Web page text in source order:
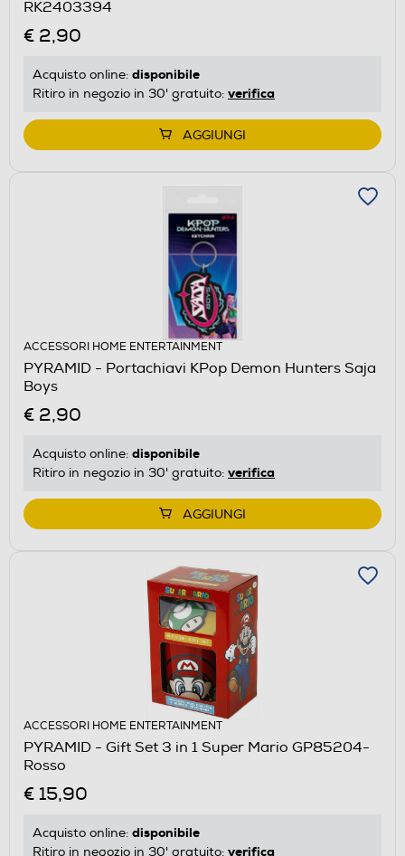
RK2403394
€ 2,90
Acquisto online: disponibile
Ritiro in negozio in 30' gratuito: verifica
AGGIUNGI
ACCESSORI HOME ENTERTAINMENT
PYRAMID - Portachiavi KPop Demon Hunters Saja
Boys
€ 2,90
Acquisto online: disponibile
Ritiro in negozio in 30' gratuito: verifica
AGGIUNGI
ACCESSORI HOME ENTERTAINMENT
PYRAMID - Gift Set 3 in 1 Super Mario GP85204-
Rosso
€ 15,90
Acquisto online: disponibile
Ritiro in negozio in 30' gratuito: verifica